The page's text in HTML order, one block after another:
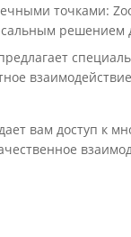
точками:
вам доступ к